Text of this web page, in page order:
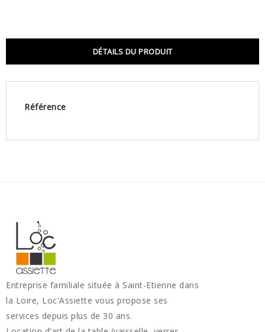
DÉTAILS DU PRODUIT
Référence
Entreprise familiale située à Saint-Etienne dans
la Loire, Loc'Assiette vous propose ses
services depuis plus de 30 ans.